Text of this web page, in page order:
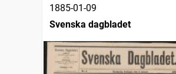
1885-01-09
Svenska dagbladet